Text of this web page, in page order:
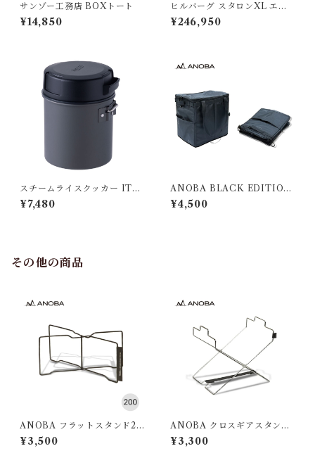
サンゾー工務店 BOXトート
¥14,850
ヒルバーグ スタロンXL エク
ステンション タクティカ
ル ポールセット
¥246,950
スチームライスクッカー ITA
DAKI
¥7,480
ANOBA BLACK EDITION
マルチダストバケット
¥4,500
その他の商品
ANOBA フラットスタンド20
0 ブラック
¥3,500
ANOBA クロスギアスタンド
SUS Ver.
¥3,300